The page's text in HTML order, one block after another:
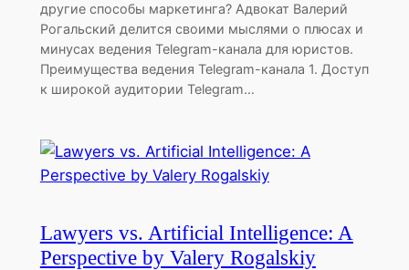
другие способы маркетинга? Адвокат Валерий
Рогальский делится своими мыслями о плюсах и
минусах ведения Telegram-канала для юристов.
Преимущества ведения Telegram-канала 1. Доступ
к широкой аудитории Telegram…
Lawyers vs. Artificial Intelligence: A
Perspective by Valery Rogalskiy